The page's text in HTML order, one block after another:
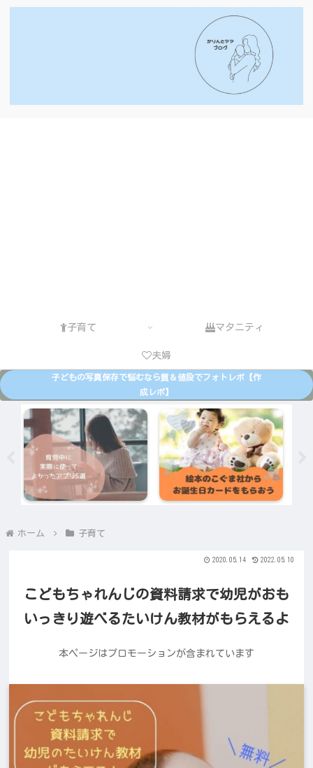
子育て マタニティ
夫婦
子どもの写真保存で悩むなら質＆値段でフォトレボ【作
成レポ】
ホーム 子育て
こどもちゃれんじの資料請求で幼児がおも
いっきり遊べるたいけん教材がもらえるよ
本ページはプロモーションが含まれています
2020.05.14 2022.05.10